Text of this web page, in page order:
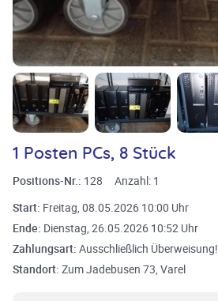
1 Posten PCs, 8 Stück
Positions-Nr.: 128 Anzahl: 1
Start: Freitag, 08.05.2026 10:00 Uhr
Ende: Dienstag, 26.05.2026 10:52 Uhr
Zahlungsart: Ausschließlich Überweisung!
Standort: Zum Jadebusen 73, Varel